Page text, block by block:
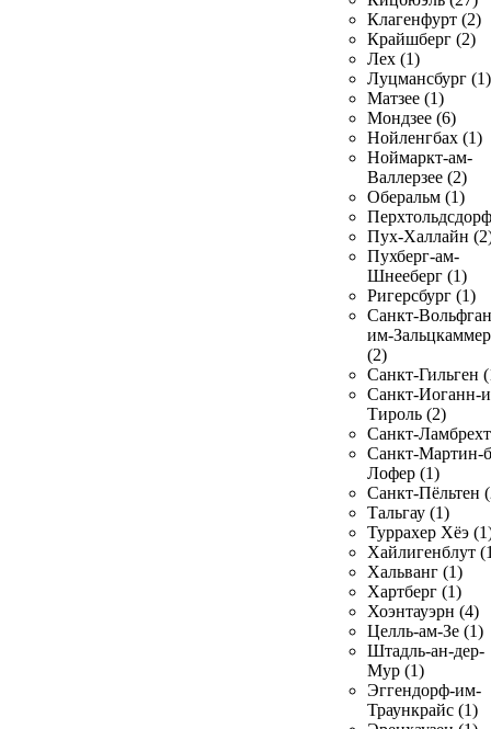
Клагенфурт (2)
Крайшберг (2)
Лех (1)
Луцмансбург (1)
Матзее (1)
Мондзее (6)
Нойленгбах (1)
Ноймаркт-ам-
Валлерзее (2)
Оберальм (1)
Пух-Халлайн
Пухберг-ам-
Шнееберг (1)
Ригерсбург (1)
Санкт-
им-
(2)
Санкт-Гильген
Санкт-Иоганн-
Тироль (2)
Санкт-
Санкт-Мартин-
Лофер (1)
Санкт-Пёльтен
Тальгау (1)
Туррахер Хёэ
Хайлигенблут
Хальванг (1)
Хартберг (1)
Хоэнтауэрн (4)
Целль-ам-Зе (1)
Штадль-ан-дер-
Мур (1)
Эггендорф-им-
Траункрайс (1)